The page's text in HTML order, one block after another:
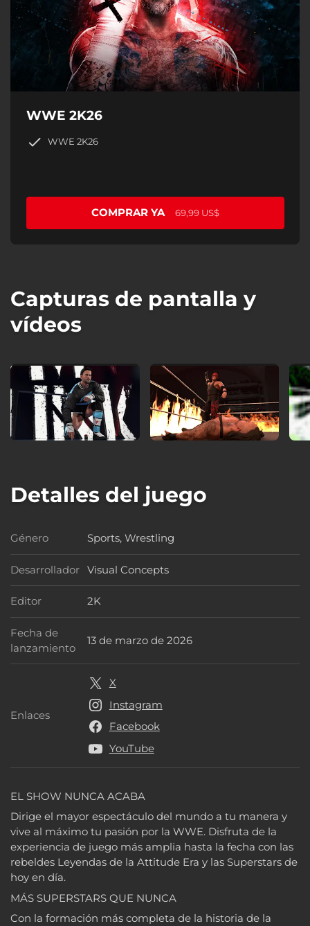
WWE 2K26
WWE 2K26
COMPRAR YA 69,99 US$
Capturas de pantalla y
vídeos
Detalles del juego
EL SHOW NUNCA ACABA
Dirige el mayor espectáculo del mundo a tu manera y
vive al máximo tu pasión por la WWE. Disfruta de la
experiencia de juego más amplia hasta la fecha con las
rebeldes Leyendas de la Attitude Era y las Superstars de
hoy en día.
MÁS SUPERSTARS QUE NUNCA
Con la formación más completa de la historia de la
Género Género
Sports, Wrestling
Desarrollador Desarrollador
Visual Concepts
Editor Editor
2K
Fecha de
lanzamiento
Fecha de lanzamiento
13 de marzo de 2026
Enlaces Enlaces
X
Instagram
Facebook
YouTube